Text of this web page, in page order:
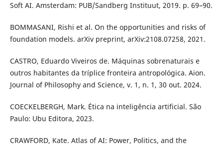
Soft AI. Amsterdam: PUB/Sandberg Instituut, 2019. p. 69–90.
BOMMASANI, Rishi et al. On the opportunities and risks of
foundation models. arXiv preprint, arXiv:2108.07258, 2021.
CASTRO, Eduardo Viveiros de. Máquinas sobrenaturais e
outros habitantes da tríplice fronteira antropológica. Aion.
Journal of Philosophy and Science, v. 1, n. 1, 30 out. 2024.
COECKELBERGH, Mark. Ética na inteligência artificial. São
Paulo: Ubu Editora, 2023.
CRAWFORD, Kate. Atlas of AI: Power, Politics, and the